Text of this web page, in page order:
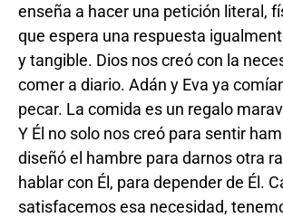
enseña a hacer una petición literal,
que espera una respuesta
y tangible. Dios nos creó con la
comer a diario. Adán y Eva ya
pecar. La comida es un regalo
Y Él no solo nos creó para sentir
diseñó el hambre para darnos otra
hablar con Él, para depender de Él.
satisfacemos esa necesidad,